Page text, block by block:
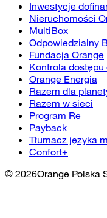
Inwestycje
Nieruchomości
MultiBox
Odpowiedzialny
Fundacja Orange
Kontrola
Orange Energia
Razem dla
Razem w sieci
Program Re
Payback
Tłumacz języka
Confort+
© 2026Orange Polska